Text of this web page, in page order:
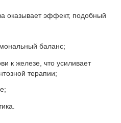
оказывает эффект, подобный
баланс;
к железе, что усиливает
терапии;